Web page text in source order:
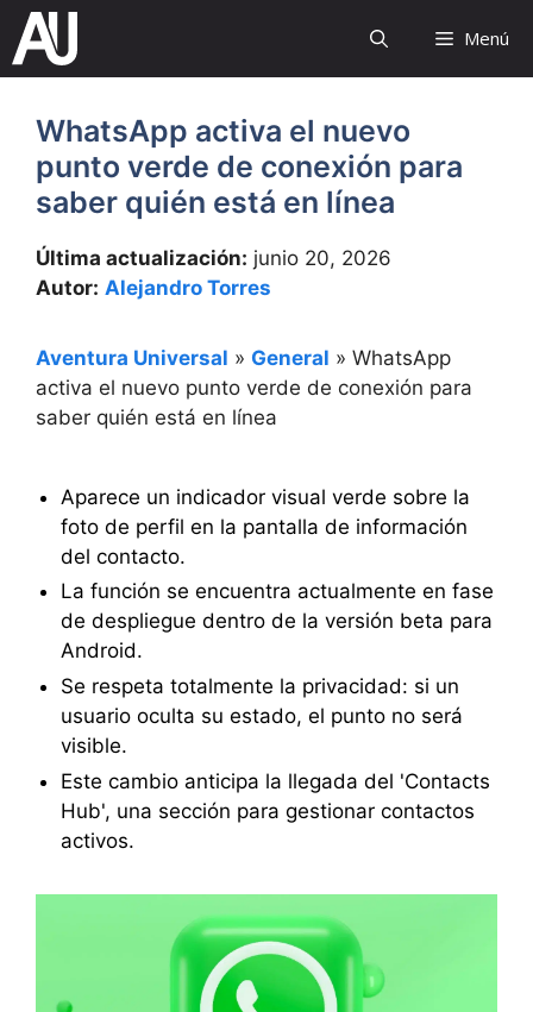
Saltar
contenido
Menú
WhatsApp activa el nuevo
punto verde de conexión para
saber quién está en línea
Última actualización: junio 20, 2026
Autor: Alejandro Torres
Aventura Universal » General » WhatsApp
activa el nuevo punto verde de conexión para
saber quién está en línea
Aparece un indicador visual verde sobre la
foto de perfil en la pantalla de información
del contacto.
La función se encuentra actualmente en fase
de despliegue dentro de la versión beta para
Android.
Se respeta totalmente la privacidad: si un
usuario oculta su estado, el punto no será
visible.
Este cambio anticipa la llegada del 'Contacts
Hub', una sección para gestionar contactos
activos.